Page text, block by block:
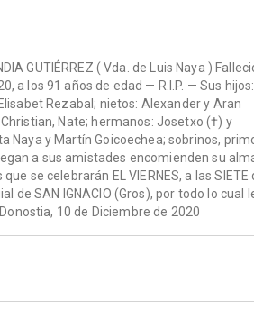
GUTIÉRREZ ( Vda. de Luis Naya )
a los 91 años de edad — R.I.P. — Sus hijos:
Rezabal; nietos: Alexander y Aran
Nate; hermanos: Josetxo (†) y
Naya y Martín Goicoechea; sobrinos,
a sus amistades encomienden su
se celebrarán EL VIERNES, a las SIETE
de SAN IGNACIO (Gros), por todo lo cual
10 de Diciembre de 2020